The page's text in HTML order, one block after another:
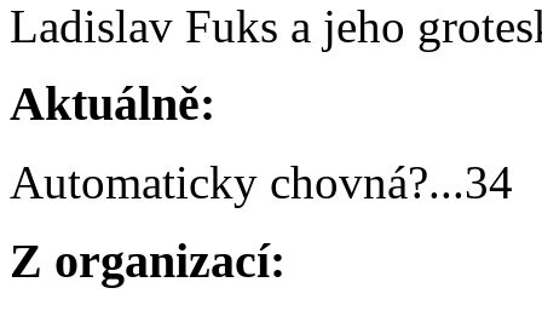
Ladislav Fuks a jeho
Aktuálně:
Automaticky chovná?...34
Z organizací: